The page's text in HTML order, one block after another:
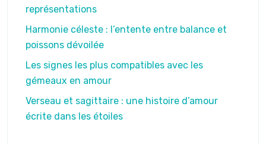
représentations
Harmonie céleste : l’entente entre balance et
poissons dévoilée
Les signes les plus compatibles avec les
gémeaux en amour
Verseau et sagittaire : une histoire d’amour
écrite dans les étoiles